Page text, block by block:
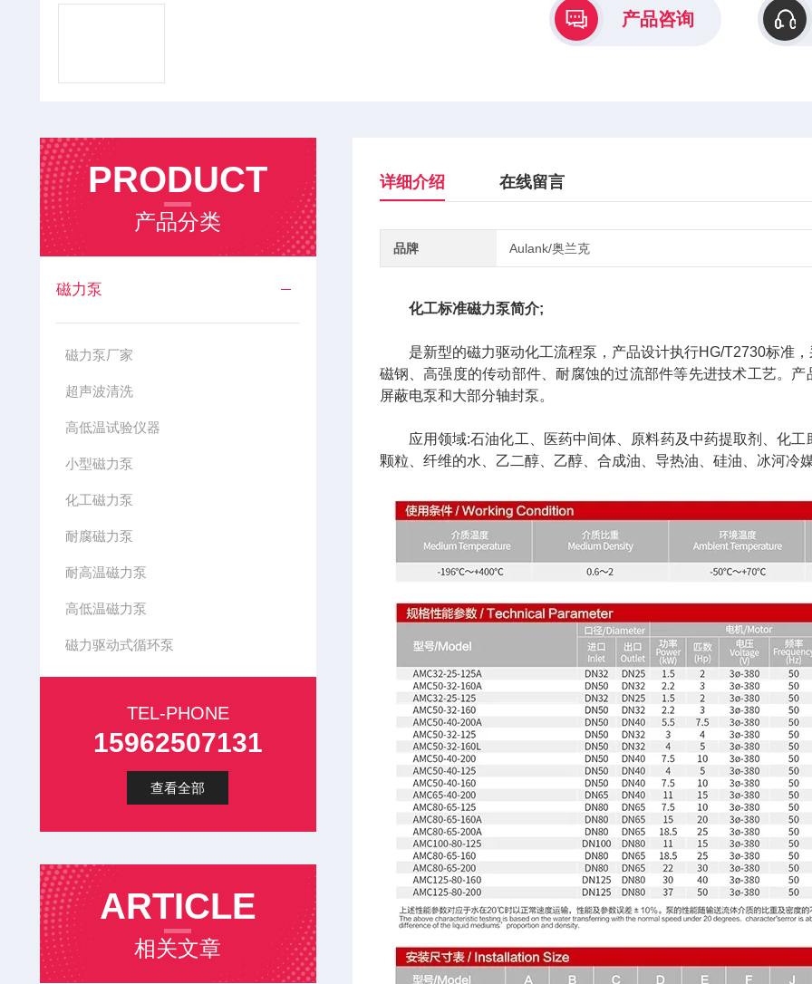
产品咨询
PRODUCT
产品分类
磁力泵
磁力泵厂家
超声波清洗
高低温试验仪器
小型磁力泵
化工磁力泵
耐腐磁力泵
耐高温磁力泵
高低温磁力泵
磁力驱动式循环泵
TEL-PHONE
15962507131
查看全部
ARTICLE
相关文章
详细介绍 在线留言
品牌 Aulank/奥兰克
化工标准磁力泵简介;
是新型的磁力驱动化工流程泵，产品设计执行HG/T2730标准，
磁钢、高强度的传动部件、耐腐蚀的过流部件等先进技术工艺。
屏蔽电泵和大部分轴封泵。
应用领域:石油化工、医药中间体、原料药及中药提取剂、化工
颗粒、纤维的水、乙二醇、乙醇、合成油、导热油、硅油、冰河冷